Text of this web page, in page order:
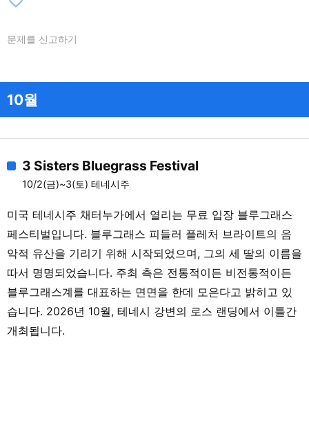
문제를 신고하기
10월
3 Sisters Bluegrass Festival
10/2(금)~3(토) 테네시주
미국 테네시주 채터누가에서 열리는 무료 입장 블루그래스
페스티벌입니다. 블루그래스 피들러 플레처 브라이트의 음
악적 유산을 기리기 위해 시작되었으며, 그의 세 딸의 이름을
따서 명명되었습니다. 주최 측은 전통적이든 비전통적이든
블루그래스계를 대표하는 면면을 한데 모은다고 밝히고 있
습니다. 2026년 10월, 테네시 강변의 로스 랜딩에서 이틀간
개최됩니다.